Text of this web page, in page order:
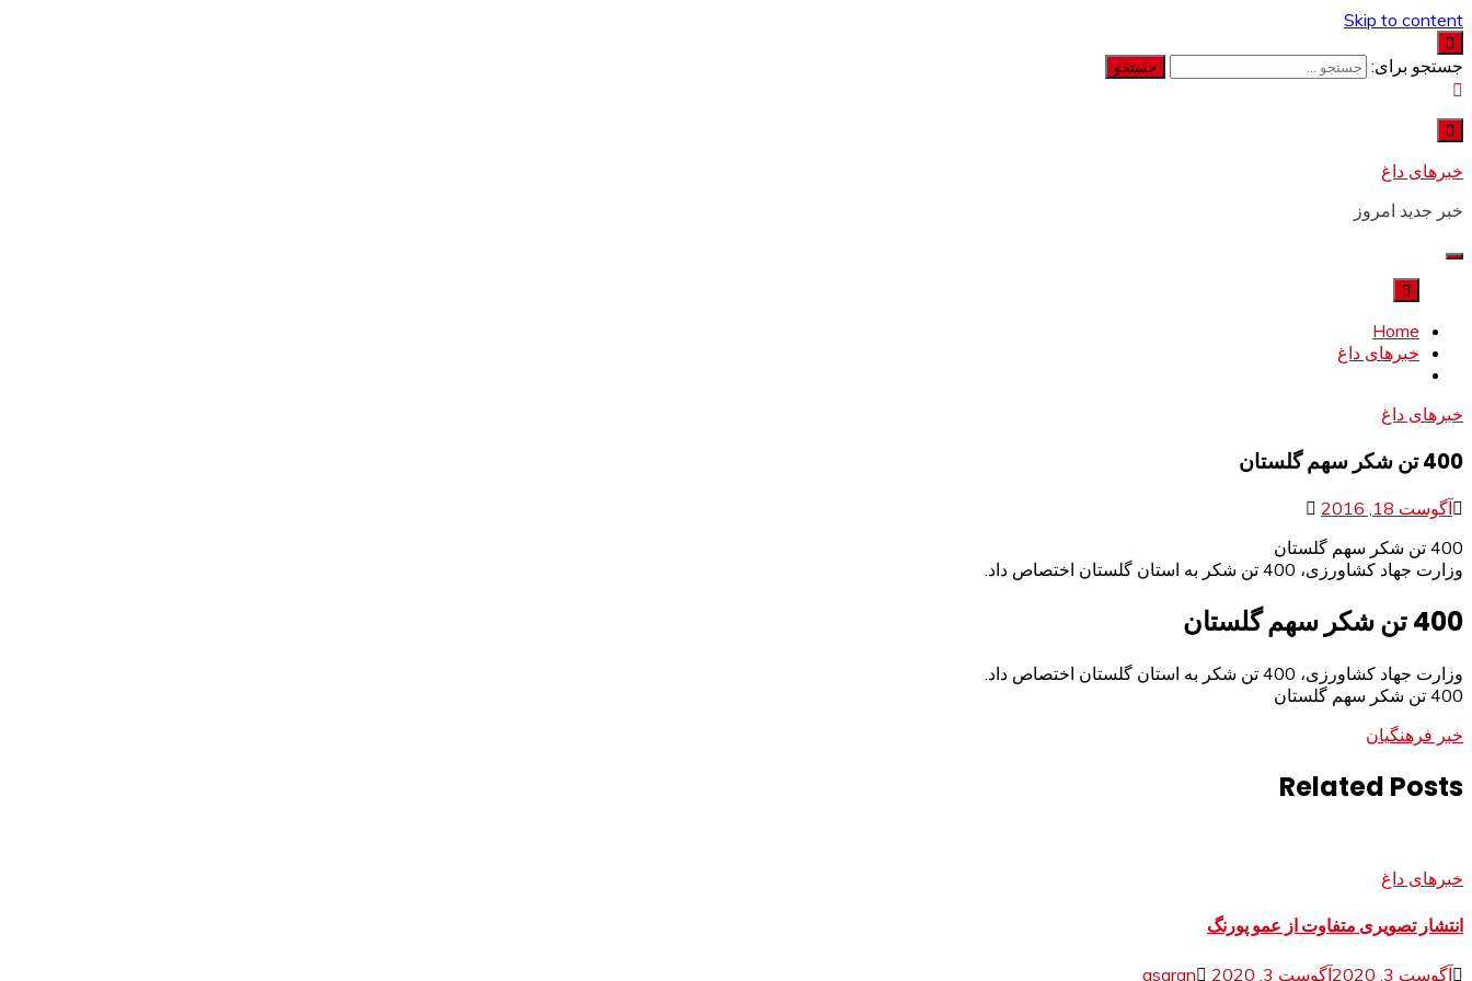
Skip to content
جستجو برای:
خبرهای داغ
خبر جدید امروز
Home
خبرهای داغ
خبرهای داغ
400 تن شکر سهم گلستان
آگوست 18, 2016
400 تن شکر سهم گلستان
وزارت جهاد کشاورزی، 400 تن شکر به استان گلستان اختصاص داد.
400 تن شکر سهم گلستان
وزارت جهاد کشاورزی، 400 تن شکر به استان گلستان اختصاص داد.
400 تن شکر سهم گلستان
خبر فرهنگیان
Related Posts
خبرهای داغ
انتشار تصویری متفاوت از عمو پورنگ
آگوست 3, 2020 آگوست 3, 2020 asaran